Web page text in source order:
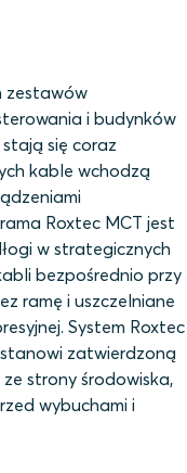
zestawów
i budynków
się coraz
kable wchodzą
Roxtec MCT jest
w strategicznych
bezpośrednio przy
ramę i uszczelniane
System Roxtec
zatwierdzoną
strony środowiska,
wybuchami i